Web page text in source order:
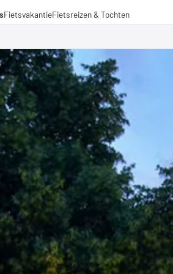
FietsvakantieFietsreizen & Tochten
voor lange afstanden